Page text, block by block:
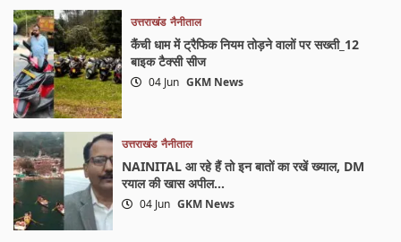
उत्तराखंड नैनीताल
कैंची धाम में ट्रैफिक नियम तोड़ने वालों पर सख्ती_12
बाइक टैक्सी सीज
04 Jun GKM News
उत्तराखंड नैनीताल
NAINITAL आ रहे हैं तो इन बातों का रखें ख्याल, DM
रयाल की खास अपील…
04 Jun GKM News